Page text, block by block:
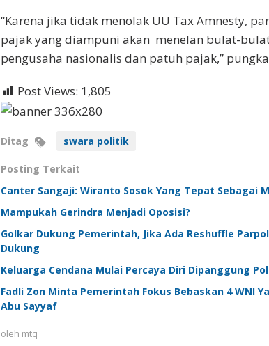
“Karena jika tidak menolak UU Tax Amnesty,
pajak yang diampuni akan menelan bulat-
pengusaha nasionalis dan patuh pajak,”
Post Views: 1,805
Ditag swara politik
Posting Terkait
Canter Sangaji: Wiranto Sosok Yang Tepat Sebagai
Mampukah Gerindra Menjadi Oposisi?
Golkar Dukung Pemerintah, Jika Ada Reshuffle
Dukung
Keluarga Cendana Mulai Percaya Diri Dipanggung
Fadli Zon Minta Pemerintah Fokus Bebaskan 4 WNI
Abu Sayyaf
oleh mtq